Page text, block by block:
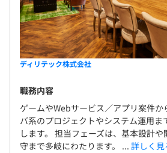
〈チーム構成〉
10名前後のチーム体制で参画します
〈参画期間〉
1年以上の長期の案件が多く、短期
ディリテック株式会社
職務内容
ゲームやWebサービス／アプリ案件
バ系のプロジェクトやシステム運用ま
します。 担当フェーズは、基本設計
守まで多岐にわたります。 ... 詳しく見